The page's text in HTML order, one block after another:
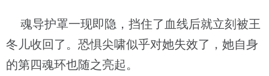
魂导护罩一现即隐，挡住了血线后就立刻被王
冬儿收回了。恐惧尖啸似乎对她失效了，她自身
的第四魂环也随之亮起。